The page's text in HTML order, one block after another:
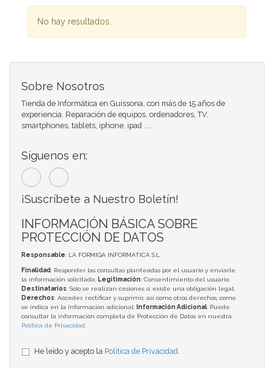
No hay resultados.
Sobre Nosotros
Tienda de Informática en Guissona, con más de 15 años de
experiencia. Reparación de equipos, ordenadores, TV,
smartphones, tablets, iphone, ipad ....
Síguenos en:
¡Suscríbete a Nuestro Boletín!
INFORMACIÓN BÁSICA SOBRE
PROTECCIÓN DE DATOS
Responsable: LA FORMIGA INFORMATICA S.L.
Finalidad: Responder las consultas planteadas por el usuario y enviarle
la información solicitada; Legitimación: Consentimiento del usuario;
Destinatarios: Solo se realizan cesiones si existe una obligación legal;
Derechos: Acceder, rectificar y suprimir, así como otros derechos, como
se indica en la información adicional;
Información Adicional: Puede
consultar la información completa de Protección de Datos en nuestra
Política de Privacidad
He leído y acepto la Política de Privacidad.